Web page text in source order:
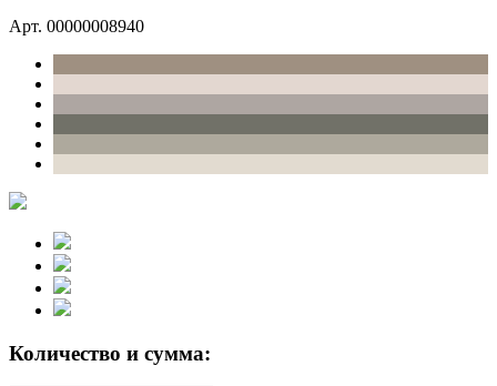
Арт. 00000008940
Количество и сумма: